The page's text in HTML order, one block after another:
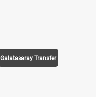
Galatasaray Transfer